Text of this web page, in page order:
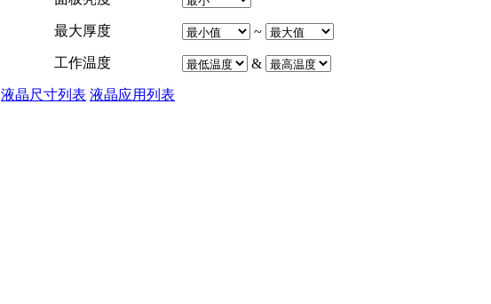
最大厚度 ~
工作温度 &
液晶尺寸列表 液晶应用列表